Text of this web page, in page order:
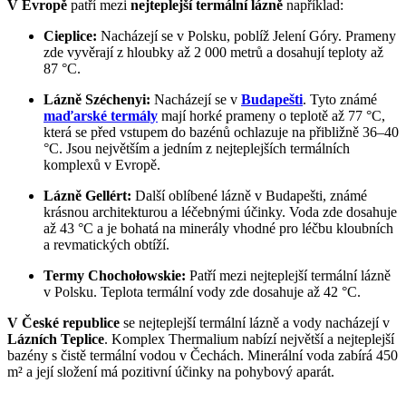
V Evropě patří mezi nejteplejší termální lázně například:
Cieplice: Nacházejí se v Polsku, poblíž Jelení Góry. Prameny
zde vyvěrají z hloubky až 2 000 metrů a dosahují teploty až
87 °C.
Lázně Széchenyi: Nacházejí se v Budapešti. Tyto známé
maďarské termály mají horké prameny o teplotě až 77 °C,
která se před vstupem do bazénů ochlazuje na přibližně 36–40
°C. Jsou největším a jedním z nejteplejších termálních
komplexů v Evropě.
Lázně Gellért: Další oblíbené lázně v Budapešti, známé
krásnou architekturou a léčebnými účinky. Voda zde dosahuje
až 43 °C a je bohatá na minerály vhodné pro léčbu kloubních
a revmatických obtíží.
Termy Chochołowskie: Patří mezi nejteplejší termální lázně
v Polsku. Teplota termální vody zde dosahuje až 42 °C.
V České republice se nejteplejší termální lázně a vody nacházejí v
Lázních Teplice. Komplex Thermalium nabízí největší a nejteplejší
bazény s čistě termální vodou v Čechách. Minerální voda zabírá 450
m² a její složení má pozitivní účinky na pohybový aparát.